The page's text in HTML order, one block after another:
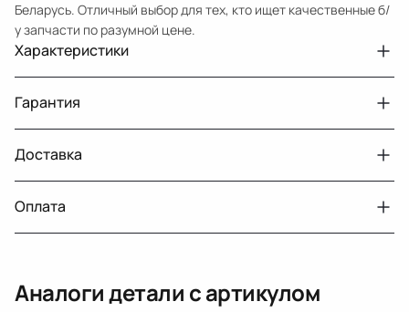
Беларусь. Отличный выбор для тех, кто ищет качественные б/
у запчасти по разумной цене.
Характеристики
Авто
MercedesBenz Viano W639
Год
2007
Тег
Мерседес Бенс Виано
Гарантия
Двигатели с навесным или без навесного
оборудования
30 дней
Датчик давления топлива, насос
топлива, ТНВД (бензин, дизель), форсунка
14 дней
Доставка
Оплата
Аналоги детали с артикулом